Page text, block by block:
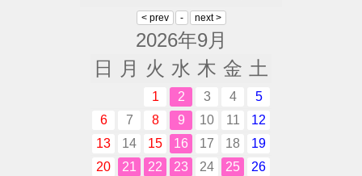
2026年9月
日
月 火 水 木 金 土
1 2 3 4
5
6
7 8 9 10 11
12
13
14 15 16 17 18
19
20
21 22 23 24 25
26